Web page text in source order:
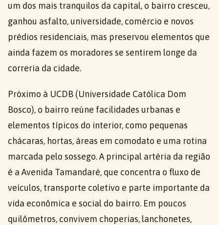
um dos mais tranquilos da capital, o bairro cresceu,
ganhou asfalto, universidade, comércio e novos
prédios residenciais, mas preservou elementos que
ainda fazem os moradores se sentirem longe da
correria da cidade.
Próximo à UCDB (Universidade Católica Dom
Bosco), o bairro reúne facilidades urbanas e
elementos típicos do interior, como pequenas
chácaras, hortas, áreas em comodato e uma rotina
marcada pelo sossego. A principal artéria da região
é a Avenida Tamandaré, que concentra o fluxo de
veículos, transporte coletivo e parte importante da
vida econômica e social do bairro. Em poucos
quilômetros, convivem choperias, lanchonetes,